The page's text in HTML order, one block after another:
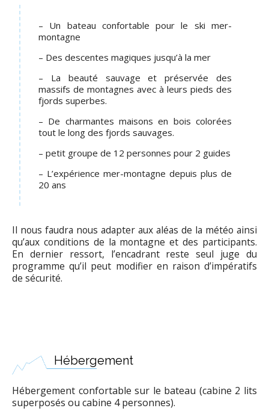
– Un bateau confortable pour le ski mer-
montagne
– Des descentes magiques jusqu’à la mer
– La beauté sauvage et préservée des
massifs de montagnes avec à leurs pieds des
fjords superbes.
– De charmantes maisons en bois colorées
tout le long des fjords sauvages.
– petit groupe de 12 personnes pour 2 guides
– L’expérience mer-montagne depuis plus de
20 ans
Il nous faudra nous adapter aux aléas de la météo ainsi
qu’aux conditions de la montagne et des participants.
En dernier ressort, l’encadrant reste seul juge du
programme qu’il peut modifier en raison d’impératifs
de sécurité.
Hébergement
Hébergement confortable sur le bateau (cabine 2 lits
superposés ou cabine 4 personnes).